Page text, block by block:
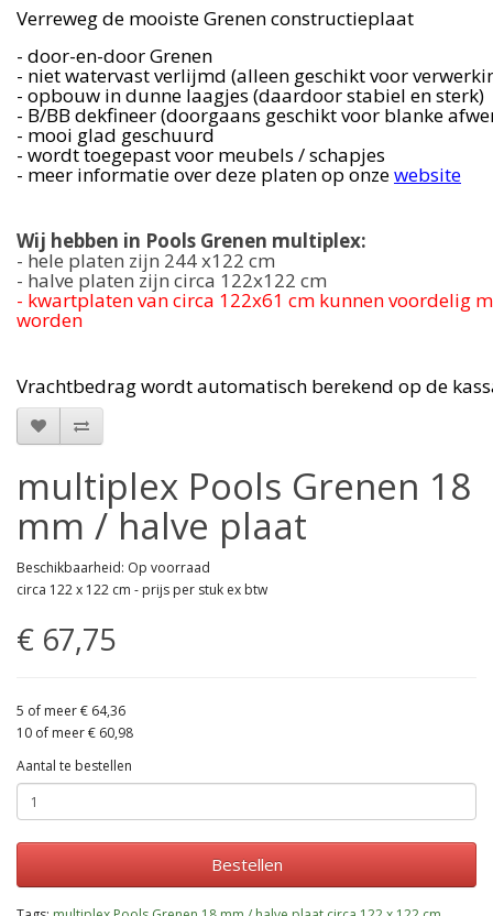
Verreweg de mooiste Grenen constructieplaat
- door-en-door Grenen
- niet watervast verlijmd (alleen geschikt voor
- opbouw in dunne laagjes (daardoor stabiel en sterk)
- B/BB dekfineer (doorgaans geschikt voor blanke
- mooi glad geschuurd
- wordt toegepast voor meubels / schapjes
- meer informatie over deze platen op onzewebsite
Wij hebben in Pools Grenen multiplex:
- hele platen zijn 244 x122 cm
- halve platen zijn circa 122x122 cm
- kwartplaten van circa 122x61 cm kunnen voordelig
worden
Vrachtbedrag wordt automatisch berekend op de
multiplex Pools Grenen 18
mm / halve plaat
Beschikbaarheid: Op voorraad
circa 122 x 122 cm - prijs per stuk ex btw
€ 67,75
5 of meer € 64,36
10 of meer € 60,98
Aantal te bestellen
Bestellen